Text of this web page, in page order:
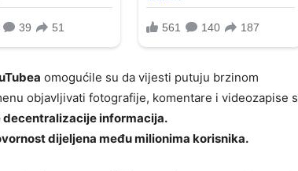
omogućile su da vijesti putuju brzinom
objavljivati fotografije, komentare i videozapise s
decentralizacije informacija.
dijeljena među milionima korisnika.